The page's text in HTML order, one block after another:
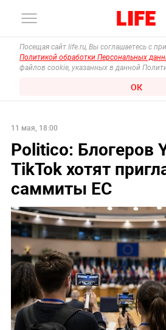
Посещая сайт life.ru, Вы соглашаетесь с
Политикой обработки Персональных
файлов cookie, указанных в данной
ОК
11 мая, 18:00
Politico: Блогеров
TikTok хотят
саммиты ЕС